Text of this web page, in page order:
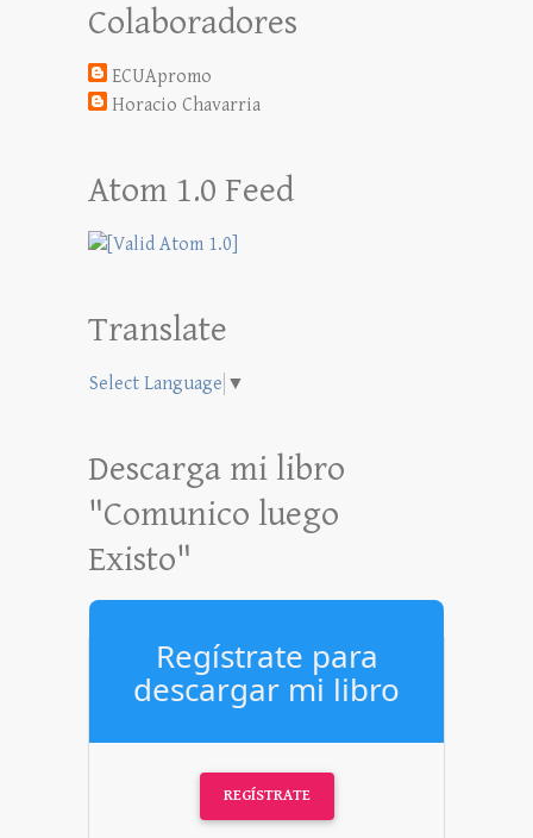
Colaboradores
ECUApromo
Horacio Chavarria
Atom 1.0 Feed
Translate
Select Language ▼
Descarga mi libro
"Comunico luego
Existo"
Regístrate para
descargar mi libro
REGÍSTRATE